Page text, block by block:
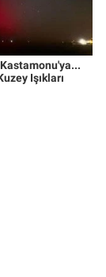
Işıkları